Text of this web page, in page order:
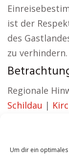
Um dir ein
ist der
des
zu verhindern.
Regionale
Schildau |
Belgern